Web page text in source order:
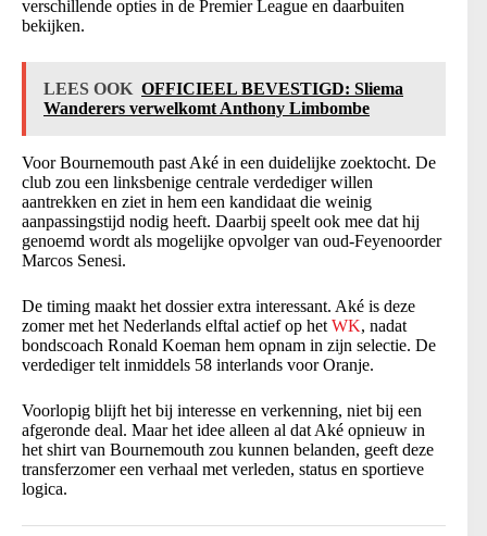
verschillende opties in de Premier League en daarbuiten
bekijken.
LEES OOK OFFICIEEL BEVESTIGD: Sliema
Wanderers verwelkomt Anthony Limbombe
Voor Bournemouth past Aké in een duidelijke zoektocht. De
club zou een linksbenige centrale verdediger willen
aantrekken en ziet in hem een kandidaat die weinig
aanpassingstijd nodig heeft. Daarbij speelt ook mee dat hij
genoemd wordt als mogelijke opvolger van oud-Feyenoorder
Marcos Senesi.
De timing maakt het dossier extra interessant. Aké is deze
zomer met het Nederlands elftal actief op het WK, nadat
bondscoach Ronald Koeman hem opnam in zijn selectie. De
verdediger telt inmiddels 58 interlands voor Oranje.
Voorlopig blijft het bij interesse en verkenning, niet bij een
afgeronde deal. Maar het idee alleen al dat Aké opnieuw in
het shirt van Bournemouth zou kunnen belanden, geeft deze
transferzomer een verhaal met verleden, status en sportieve
logica.